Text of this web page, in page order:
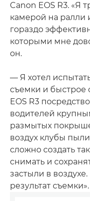
Canon EOS R3. «Я
камерой на ралли
гораздо
которыми мне
он.
— Я хотел
съемки и быстрое
EOS R3
водителей
размытых
воздух клубы
сложно создать
снимать и
застыли в
результат съемки».